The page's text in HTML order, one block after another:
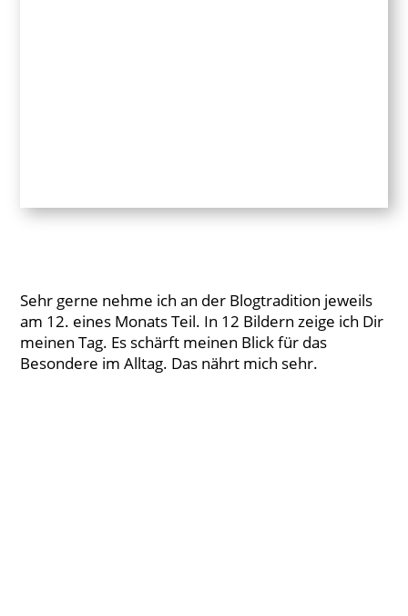
Sehr gerne nehme ich an der Blogtradition jeweils
am 12. eines Monats Teil. In 12 Bildern zeige ich Dir
meinen Tag. Es schärft meinen Blick für das
Besondere im Alltag. Das nährt mich sehr.